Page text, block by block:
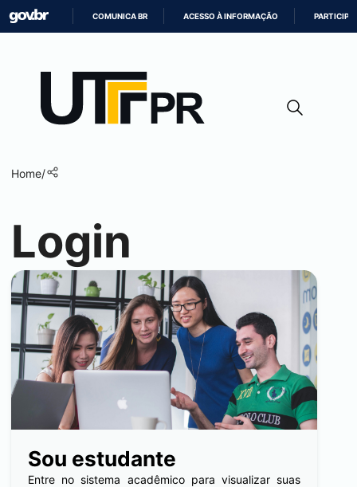
CONTEÚDO
COMUNICA BR ACESSO À INFORMAÇÃO PARTICIPE
Home/
Login
Sou estudante
Entre no sistema acadêmico para visualizar suas